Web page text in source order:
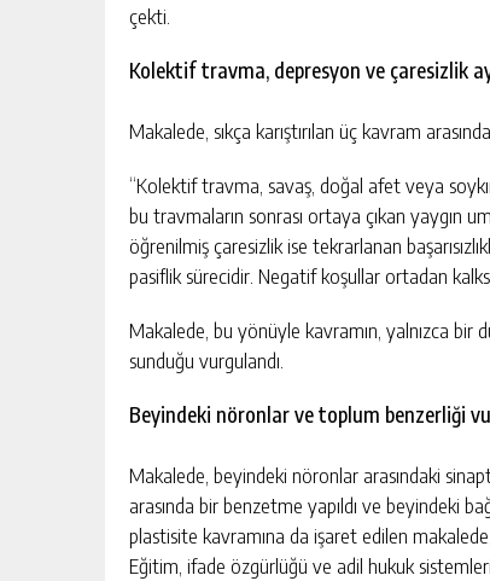
çekti.
Kolektif travma, depresyon ve çaresizlik
Makalede, sıkça karıştırılan üç kavram
“Kolektif travma, savaş, doğal afet veya
bu travmaların sonrası ortaya çıkan yaygın
öğrenilmiş çaresizlik ise tekrarlanan
pasiflik sürecidir. Negatif koşullar ortadan
Makalede, bu yönüyle kavramın, yalnızca bir
sunduğu vurgulandı.
Beyindeki nöronlar ve toplum benzerliği
Makalede, beyindeki nöronlar arasındaki
arasında bir benzetme yapıldı ve beyindeki
plastisite kavramına da işaret edilen
Eğitim, ifade özgürlüğü ve adil hukuk